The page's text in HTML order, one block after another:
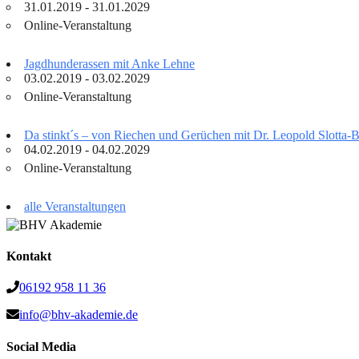
31.01.2019 - 31.01.2029
Online-Veranstaltung
Jagdhunderassen mit Anke Lehne
03.02.2019 - 03.02.2029
Online-Veranstaltung
Da stinkt´s – von Riechen und Gerüchen mit Dr. Leopold Slotta-
04.02.2019 - 04.02.2029
Online-Veranstaltung
alle Veranstaltungen
Kontakt
06192 958 11 36
info@bhv-akademie.de
Social Media